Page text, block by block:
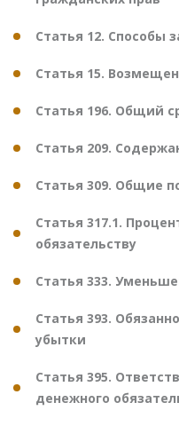
Статья 12. Способы
Статья 15.
Статья 196. Общий
Статья 209.
Статья 309. Общие
Статья 317.1.
обязательству
Статья 333.
Статья 393.
убытки
Статья 395.
денежного